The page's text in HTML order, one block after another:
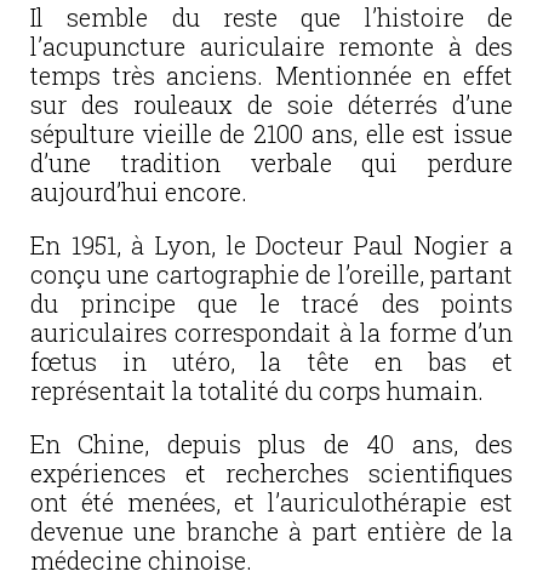
Il semble du reste que l’histoire de
l’acupuncture auriculaire remonte à des
temps très anciens. Mentionnée en effet
sur des rouleaux de soie déterrés d’une
sépulture vieille de 2100 ans, elle est issue
d’une tradition verbale qui perdure
aujourd’hui encore.
En 1951, à Lyon, le Docteur Paul Nogier a
conçu une cartographie de l’oreille, partant
du principe que le tracé des points
auriculaires correspondait à la forme d’un
fœtus in utéro, la tête en bas et
représentait la totalité du corps humain.
En Chine, depuis plus de 40 ans, des
expériences et recherches scientifiques
ont été menées, et l’auriculothérapie est
devenue une branche à part entière de la
médecine chinoise.